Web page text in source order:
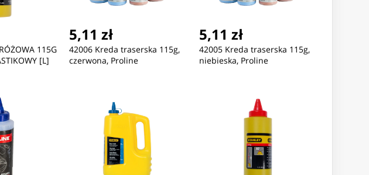
zł
MUSW2-4B-
Mysz Gembird MUSW2-7B-
01
Mysz Gembird MUSW3-9B-
01
115G
[L]
5,11 zł
42006 Kreda traserska 115g,
czerwona, Proline
5,11 zł
42005 Kreda traserska 115g,
niebieska, Proline